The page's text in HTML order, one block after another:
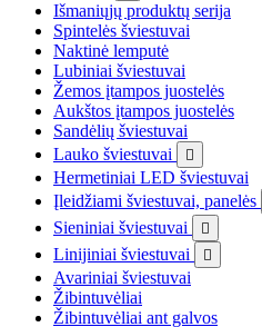
Išmaniųjų produktų serija
Spintelės šviestuvai
Naktinė lemputė
Lubiniai šviestuvai
Žemos įtampos juostelės
Aukštos įtampos juostelės
Sandėlių šviestuvai
Lauko šviestuvai

Hermetiniai LED šviestuvai
Įleidžiami šviestuvai, panelės
Sieniniai šviestuvai 
Linijiniai šviestuvai 
Avariniai šviestuvai
Žibintuvėliai
Žibintuvėliai ant galvos